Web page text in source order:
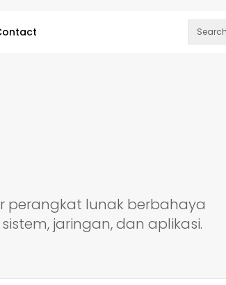
Search
perangkat lunak berbahaya
jaringan, dan aplikasi.